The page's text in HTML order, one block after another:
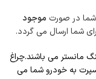
شما در صورت موجود
شما ارسال می گردد.
مانستر می باشند.چراغ
به خودرو شما می